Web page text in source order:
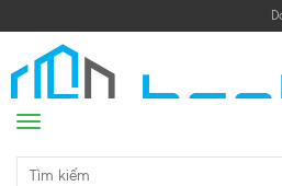
Menu